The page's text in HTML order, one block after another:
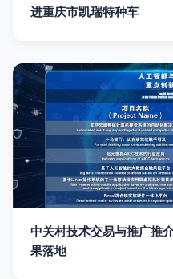
进重庆市凯瑞特种车
中关村技术交易与推广推
果落地